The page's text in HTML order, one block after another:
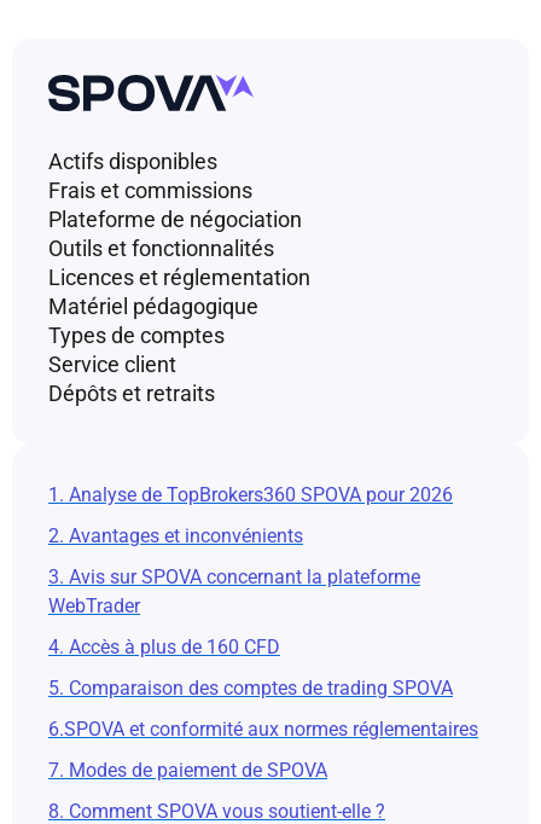
Actifs disponibles
Frais et commissions
Plateforme de négociation
Outils et fonctionnalités
Licences et réglementation
Matériel pédagogique
Types de comptes
Service client
Dépôts et retraits
1. Analyse de TopBrokers360 SPOVA pour 2026
2. Avantages et inconvénients
3. Avis sur SPOVA concernant la plateforme
WebTrader
4. Accès à plus de 160 CFD
5. Comparaison des comptes de trading SPOVA
6.SPOVA et conformité aux normes réglementaires
7. Modes de paiement de SPOVA
8. Comment SPOVA vous soutient-elle ?